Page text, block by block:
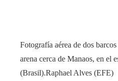
Fotografía aérea de dos
arena cerca de Manaos, en el
(Brasil).Raphael Alves (EFE)